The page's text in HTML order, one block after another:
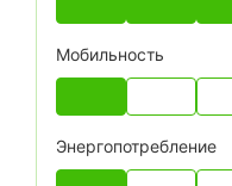
Мобильность
Энергопотребление